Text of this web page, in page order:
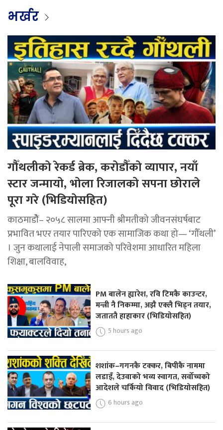
भर्खर
गौँथलीको रेकर्ड ब्रेक, करोडौँको व्यापार, नयाँ
स्टार जन्मायो, भोला रिजालको सपना छोराले
पूरा गरे (भिडियोसहित)
काठमाडोैं– २०५८ सालमा आफ्नी श्रीमतीको जीवनसंघर्षबाट
प्रभावित भएर तयार पारिएको एक सामाजिक कथा हो— ‘गौँथली’
। जुन कथालाई नेपाली समाजको परिवेशमा आधारित महिला
शिक्षा, बालविवाह,
PM बालेन ह्यारेश, रवि टिमकै काउन्टर,
मन्त्री नै निकम्मा, अझै एक्लै भिड्न तयार,
जताततै हाहाकार (भिडियोसहित)
5 hours ago
शशांक–गगनकै टक्कर, बिपीकै नाममा
लडाइँ, देउवाको भव्य स्वागत, सर्वोच्चको
आदेशले चर्कियो विवाद (भिडियोसहित)
6 hours ago